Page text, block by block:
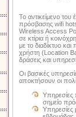
Το αντικείμενο
πρόσβασης wifi
Wireless Access
σε κτίρια ή
με το διαδίκτυο
χρήστη (Location
δράσεις και
Οι βασικές
αποκτήσουν οι
σημείο
Υπηρεσίες